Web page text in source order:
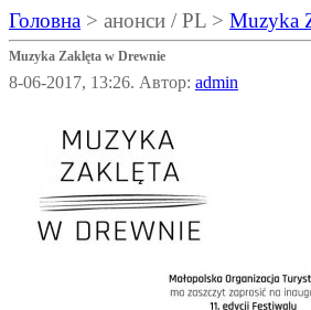
Головна > анонси / PL > Muzyka
Muzyka Zaklęta w Drewnie
8-06-2017, 13:26. Автор: admin